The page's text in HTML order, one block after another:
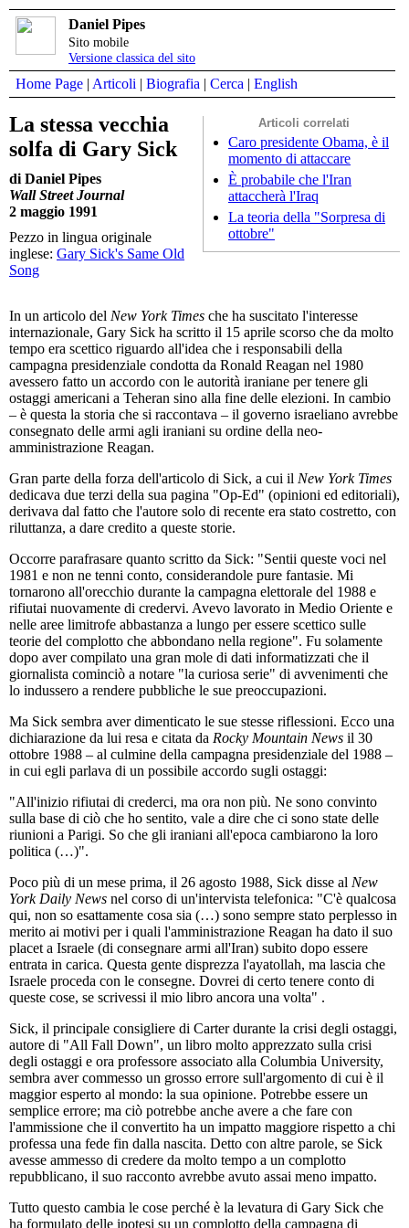
Daniel Pipes
Sito mobile
Versione classica del sito
Home Page | Articoli | Biografia | Cerca | English
Articoli correlati
Caro presidente Obama, è il
momento di attaccare
È probabile che l'Iran
attaccherà l'Iraq
La teoria della "Sorpresa di
ottobre"
La stessa vecchia
solfa di Gary Sick
di Daniel Pipes
Wall Street Journal
2 maggio 1991
Pezzo in lingua originale
inglese: Gary Sick's Same Old
Song
In un articolo del New York Times che ha suscitato l'interesse
internazionale, Gary Sick ha scritto il 15 aprile scorso che da molto
tempo era scettico riguardo all'idea che i responsabili della
campagna presidenziale condotta da Ronald Reagan nel 1980
avessero fatto un accordo con le autorità iraniane per tenere gli
ostaggi americani a Teheran sino alla fine delle elezioni. In cambio
– è questa la storia che si raccontava – il governo israeliano avrebbe
consegnato delle armi agli iraniani su ordine della neo-
amministrazione Reagan.
Gran parte della forza dell'articolo di Sick, a cui il New York Times
dedicava due terzi della sua pagina "Op-Ed" (opinioni ed editoriali),
derivava dal fatto che l'autore solo di recente era stato costretto, con
riluttanza, a dare credito a queste storie.
Occorre parafrasare quanto scritto da Sick: "Sentii queste voci nel
1981 e non ne tenni conto, considerandole pure fantasie. Mi
tornarono all'orecchio durante la campagna elettorale del 1988 e
rifiutai nuovamente di credervi. Avevo lavorato in Medio Oriente e
nelle aree limitrofe abbastanza a lungo per essere scettico sulle
teorie del complotto che abbondano nella regione". Fu solamente
dopo aver compilato una gran mole di dati informatizzati che il
giornalista cominciò a notare "la curiosa serie" di avvenimenti che
lo indussero a rendere pubbliche le sue preoccupazioni.
Ma Sick sembra aver dimenticato le sue stesse riflessioni. Ecco una
dichiarazione da lui resa e citata da Rocky Mountain News il 30
ottobre 1988 – al culmine della campagna presidenziale del 1988 –
in cui egli parlava di un possibile accordo sugli ostaggi:
"All'inizio rifiutai di crederci, ma ora non più. Ne sono convinto
sulla base di ciò che ho sentito, vale a dire che ci sono state delle
riunioni a Parigi. So che gli iraniani all'epoca cambiarono la loro
politica (…)".
Poco più di un mese prima, il 26 agosto 1988, Sick disse al New
York Daily News nel corso di un'intervista telefonica: "C'è qualcosa
qui, non so esattamente cosa sia (…) sono sempre stato perplesso in
merito ai motivi per i quali l'amministrazione Reagan ha dato il suo
placet a Israele (di consegnare armi all'Iran) subito dopo essere
entrata in carica. Questa gente disprezza l'ayatollah, ma lascia che
Israele proceda con le consegne. Dovrei di certo tenere conto di
queste cose, se scrivessi il mio libro ancora una volta" .
Sick, il principale consigliere di Carter durante la crisi degli ostaggi,
autore di "All Fall Down", un libro molto apprezzato sulla crisi
degli ostaggi e ora professore associato alla Columbia University,
sembra aver commesso un grosso errore sull'argomento di cui è il
maggior esperto al mondo: la sua opinione. Potrebbe essere un
semplice errore; ma ciò potrebbe anche avere a che fare con
l'ammissione che il convertito ha un impatto maggiore rispetto a chi
professa una fede fin dalla nascita. Detto con altre parole, se Sick
avesse ammesso di credere da molto tempo a un complotto
repubblicano, il suo racconto avrebbe avuto assai meno impatto.
Tutto questo cambia le cose perché è la levatura di Gary Sick che
ha formulato delle ipotesi su un complotto della campagna di